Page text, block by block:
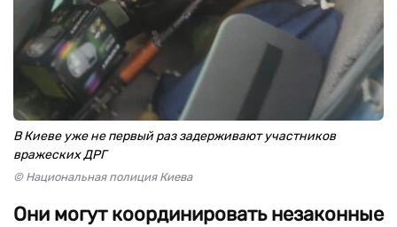
В Киеве уже не первый раз задерживают участников
вражеских ДРГ
© Национальная полиция Киева
Они могут координировать незаконные